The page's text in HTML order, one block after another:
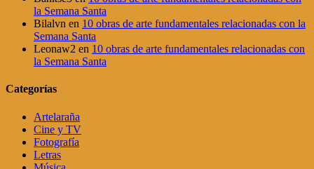
la Semana Santa
Bilalvn en 10 obras de arte fundamentales relacionadas con la
Semana Santa
Leonaw2 en 10 obras de arte fundamentales relacionadas con
la Semana Santa
Categorías
Artelaraña
Cine y TV
Fotografía
Letras